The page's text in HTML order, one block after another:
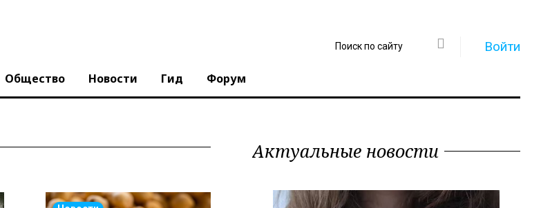
Войти
Регистрация
Общество Новости Гид Форум
Актуальные новости